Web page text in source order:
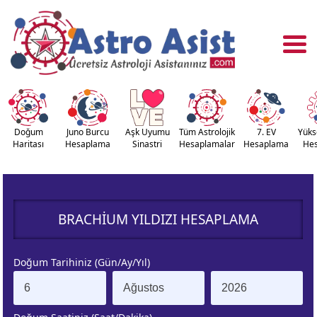
KUZEY AY
DÜĞÜMÜ
Doğum
Haritası
Juno Burcu
Hesaplama
Aşk Uyumu
Sinastri
Tüm Astrolojik
Hesaplamalar
7. EV
Hesaplama
BRACHIUM YILDIZI HESAPLAMA
Doğum Tarihiniz (Gün/Ay/Yıl)